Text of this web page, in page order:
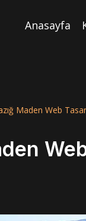
Anasayfa
Maden Web